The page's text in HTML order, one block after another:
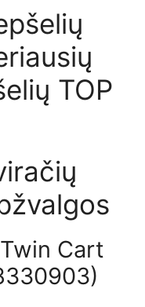
TOP
Cart